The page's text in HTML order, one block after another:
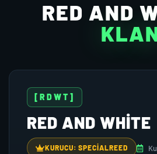
RED AND
[RDWT]
RED AND WHITE
KURUCU: SPECIALREED